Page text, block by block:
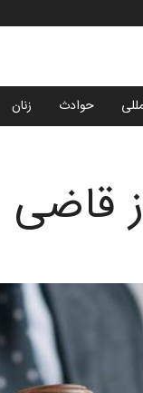
حوادث زنان
قاضی